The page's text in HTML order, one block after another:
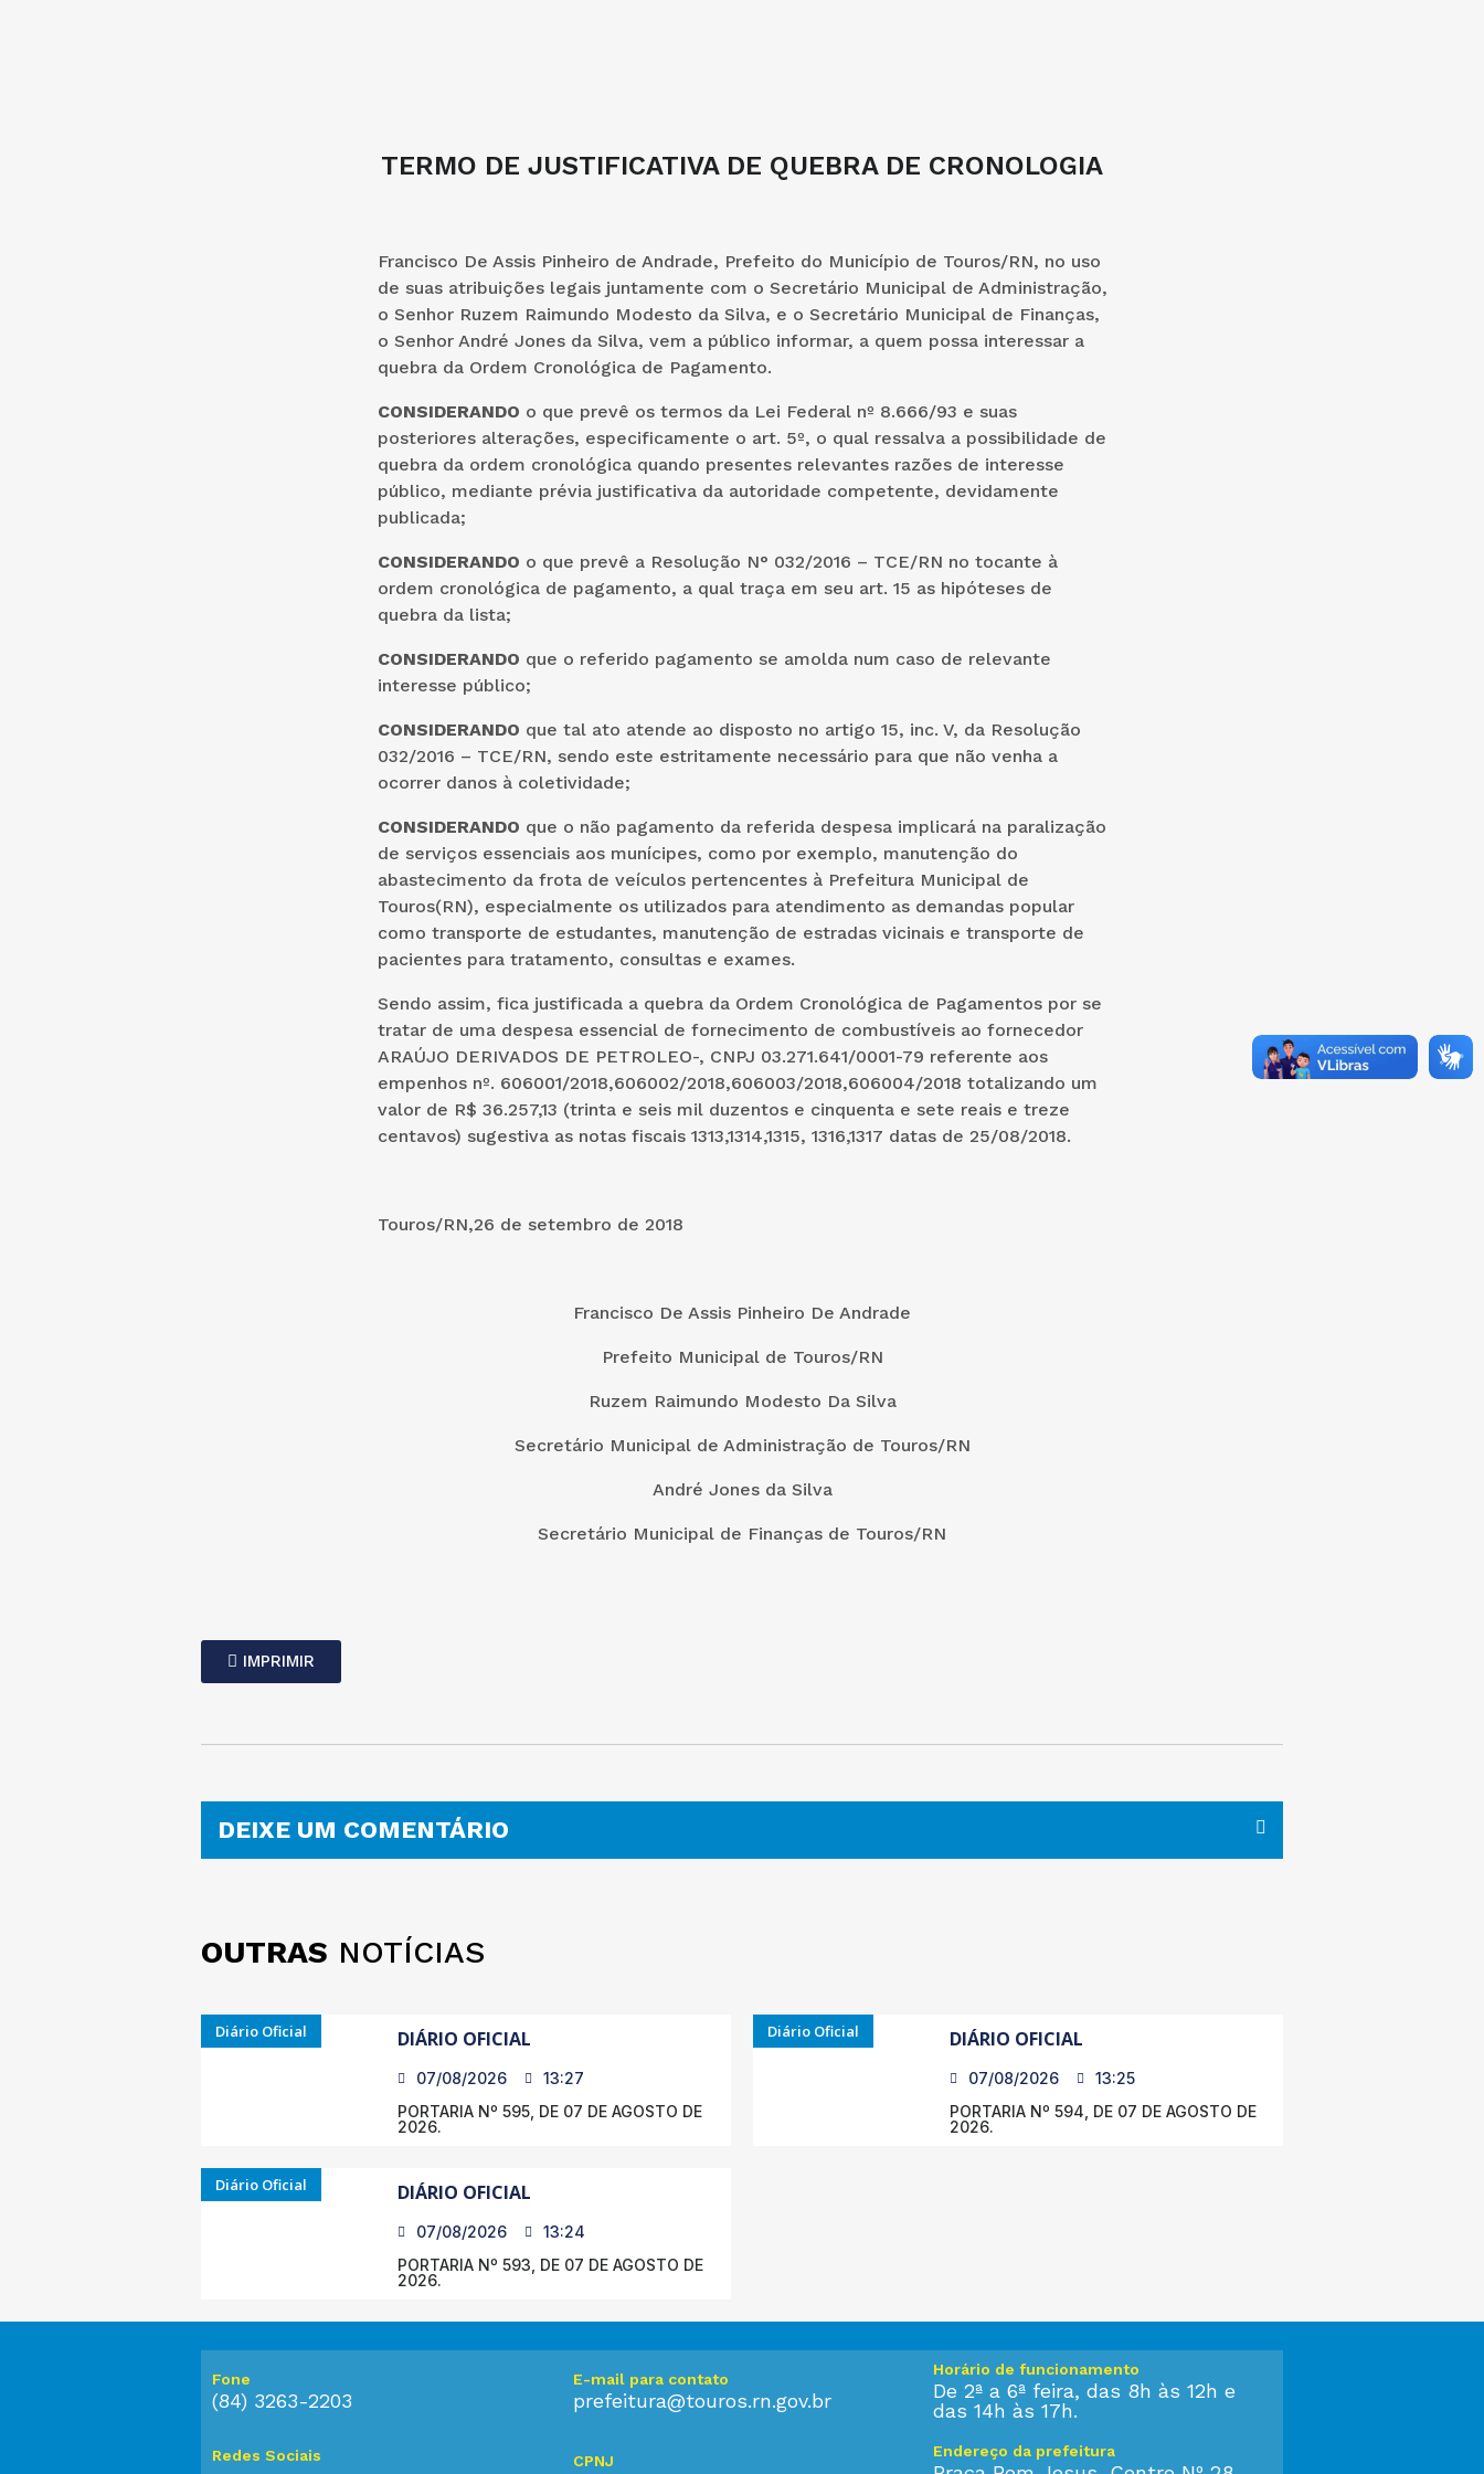
TERMO DE JUSTIFICATIVA DE QUEBRA DE CRONOLOGIA
Francisco De Assis Pinheiro de Andrade, Prefeito do Município de Touros/RN, no uso
de suas atribuições legais juntamente com o Secretário Municipal de Administração,
o Senhor Ruzem Raimundo Modesto da Silva, e o Secretário Municipal de Finanças,
o Senhor André Jones da Silva, vem a público informar, a quem possa interessar a
quebra da Ordem Cronológica de Pagamento.
CONSIDERANDO o que prevê os termos da Lei Federal nº 8.666/93 e suas
posteriores alterações, especificamente o art. 5º, o qual ressalva a possibilidade de
quebra da ordem cronológica quando presentes relevantes razões de interesse
público, mediante prévia justificativa da autoridade competente, devidamente
publicada;
CONSIDERANDO o que prevê a Resolução N° 032/2016 – TCE/RN no tocante à
ordem cronológica de pagamento, a qual traça em seu art. 15 as hipóteses de
quebra da lista;
CONSIDERANDO que o referido pagamento se amolda num caso de relevante
interesse público;
CONSIDERANDO que tal ato atende ao disposto no artigo 15, inc. V, da Resolução
032/2016 – TCE/RN, sendo este estritamente necessário para que não venha a
ocorrer danos à coletividade;
CONSIDERANDO que o não pagamento da referida despesa implicará na paralização
de serviços essenciais aos munícipes, como por exemplo, manutenção do
abastecimento da frota de veículos pertencentes à Prefeitura Municipal de
Touros(RN), especialmente os utilizados para atendimento as demandas popular
como transporte de estudantes, manutenção de estradas vicinais e transporte de
pacientes para tratamento, consultas e exames.
Sendo assim, fica justificada a quebra da Ordem Cronológica de Pagamentos por se
tratar de uma despesa essencial de fornecimento de combustíveis ao fornecedor
ARAÚJO DERIVADOS DE PETROLEO-, CNPJ 03.271.641/0001-79 referente aos
empenhos nº. 606001/2018,606002/2018,606003/2018,606004/2018 totalizando um
valor de R$ 36.257,13 (trinta e seis mil duzentos e cinquenta e sete reais e treze
centavos) sugestiva as notas fiscais 1313,1314,1315, 1316,1317 datas de 25/08/2018.
Touros/RN,26 de setembro de 2018
Francisco De Assis Pinheiro De Andrade
Prefeito Municipal de Touros/RN
Ruzem Raimundo Modesto Da Silva
Secretário Municipal de Administração de Touros/RN
André Jones da Silva
Secretário Municipal de Finanças de Touros/RN
IMPRIMIR
DEIXE UM COMENTÁRIO
OUTRAS NOTÍCIAS
Diário Oficial DIÁRIO OFICIAL
07/08/2026
13:27
PORTARIA Nº 595, DE 07 DE AGOSTO DE
2026.
Diário Oficial DIÁRIO OFICIAL
07/08/2026
13:25
PORTARIA Nº 594, DE 07 DE AGOSTO DE
2026.
Diário Oficial DIÁRIO OFICIAL
07/08/2026
13:24
PORTARIA Nº 593, DE 07 DE AGOSTO DE
2026.
Fone
(84) 3263-2203
E-mail para contato
prefeitura@touros.rn.gov.br
Horário de funcionamento
De 2ª a 6ª feira, das 8h às 12h e
das 14h às 17h.
Redes Sociais CPNJ
Endereço da prefeitura